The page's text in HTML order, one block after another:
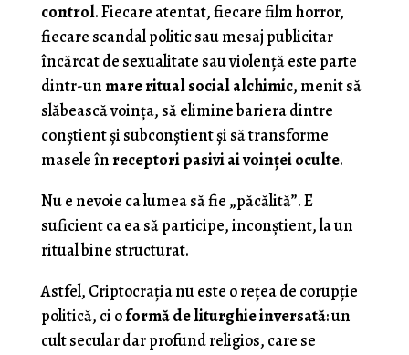
control. Fiecare atentat, fiecare film horror,
fiecare scandal politic sau mesaj publicitar
încărcat de sexualitate sau violență este parte
dintr-unmare ritual social alchimic, menit să
slăbească voința, să elimine bariera dintre
conștient și subconștient și să transforme
masele înreceptori pasivi ai voinței oculte.
Nu e nevoie ca lumea să fie „păcălită”. E
suficient ca ea să participe, inconștient, la un
ritual bine structurat.
Astfel, Criptocrația nu este o rețea de corupție
politică, ci oformă de liturghie inversată: un
cult secular dar profund religios, care se